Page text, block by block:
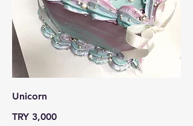
Unicorn
TRY 3,000